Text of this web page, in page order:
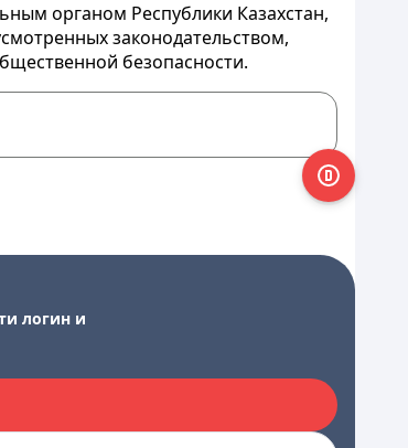
органом Республики Казахстан,
законодательством,
безопасности.
логин и